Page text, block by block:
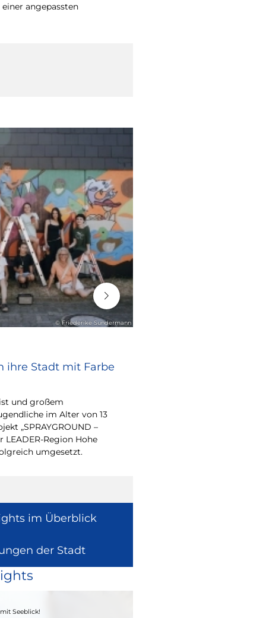
angepassten
© Friederike Sundermann
ihre Stadt mit Farbe
und großem
im Alter von 13
„SPRAYGROUND –
Region Hohe
umgesetzt.
im Überblick
der Stadt
Seeblick!